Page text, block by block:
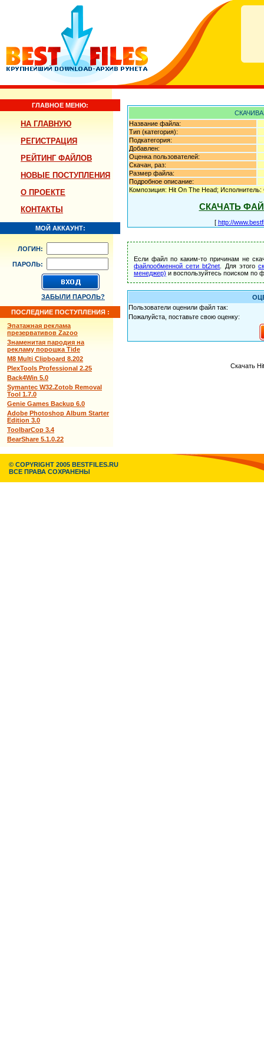
ГЛАВНОЕ МЕНЮ:
НА ГЛАВНУЮ
РЕГИСТРАЦИЯ
РЕЙТИНГ ФАЙЛОВ
НОВЫЕ ПОСТУПЛЕНИЯ
О ПРОЕКТЕ
КОНТАКТЫ
МОЙ АККАУНТ:
ЛОГИН:
ПАРОЛЬ:
ЗАБЫЛИ ПАРОЛЬ?
ПОСЛЕДНИЕ ПОСТУПЛЕНИЯ :
Эпатажная реклама
презервативов Zazoo
Знаменитая пародия на
рекламу порошка Tide
M8 Multi Clipboard 8.202
PlexTools Professional 2.25
Back4Win 5.0
Symantec W32.Zotob Removal
Tool 1.7.0
Genie Games Backup 6.0
Adobe Photoshop Album Starter
Edition 3.0
ToolbarCop 3.4
BearShare 5.1.0.22
Название файла:
Тип (категория):
Подкатегория:
Добавлен:
Оценка пользователей:
Скачан, раз:
Размер файла:
Подробное описание:
Композиция: Hit On The Head;
СКАЧАТЬ
[ http://
Если файл по каким-то причинам не
файлообменной сети bt2net . Для этого
менеджер) и воспользуйтесь поиском по
Пользователи оценили файл так:
Пожалуйста, поставьте свою оценку:
Скачать
© COPYRIGHT 2005 BESTFILES.RU
ВСЕ ПРАВА СОХРАНЕНЫ